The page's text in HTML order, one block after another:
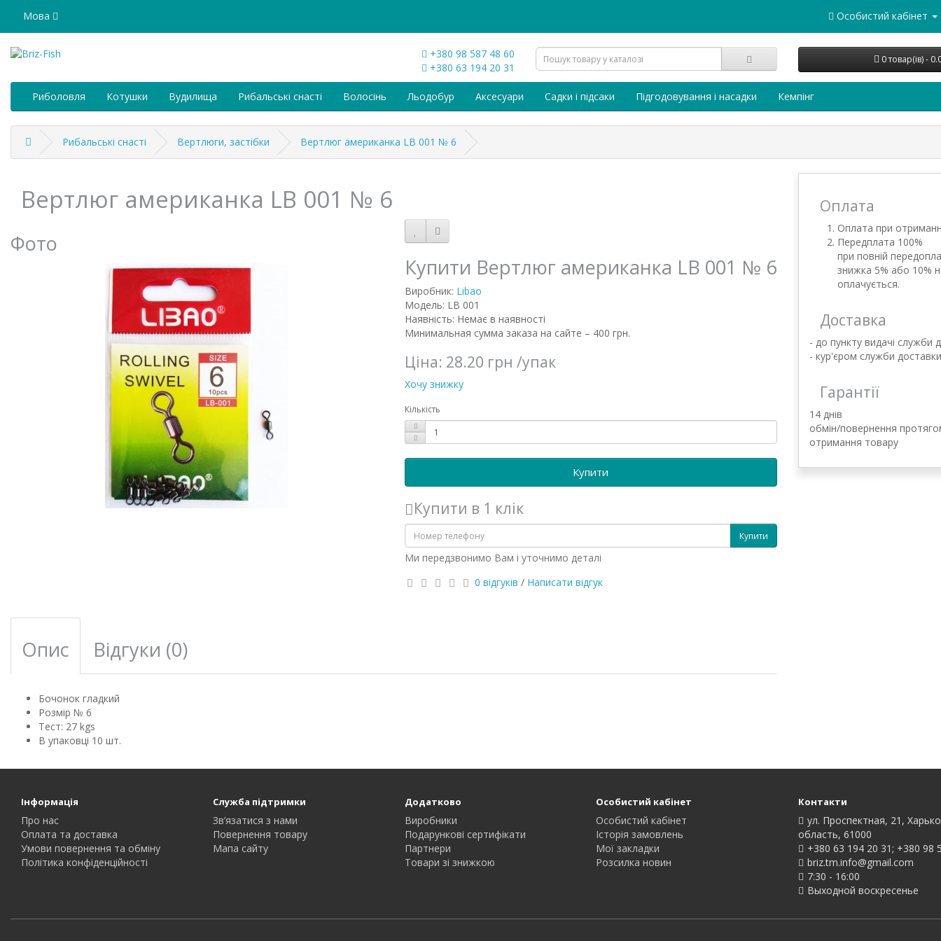
Мова Особистий кабінет
+380 98 587 48 60
+380 63 194 20 31
0 товар(ів) -
Риболовля Котушки Вудилища Рибальські снасті Волосінь Льодобур Аксесуари Садки і підсаки Підгодовування і насадки Кемпінг
Рибальські снасті Вертлюги, застібки Вертлюг американка LB 001 № 6
Вертлюг американка LB 001 № 6
Фото
Купити Вертлюг американка LB 001 № 6
Виробник: Libao
Модель: LB 001
Наявність: Немає в наявності
Минимальная сумма заказа на сайте – 400 грн.
Ціна: 28.20 грн /упак
Хочу знижку
Кількість
Купити
Купити в 1 клік
Купити
Ми передзвонимо Вам і уточнимо деталі
0 відгуків / Написати відгук
Опис Відгуки (0)
Бочонок гладкий
Розмір № 6
Тест: 27 kgs
В упаковці 10 шт.
Оплата
Оплата при
Передплата 100%
при повній
знижка 5% або 10%
оплачується.
Доставка
- до пункту видачі служби
- кур'єром служби
Гарантії
14 днів
обмін/повернення
отримання товару
Інформація
Про нас
Оплата та доставка
Умови повернення та обміну
Політика конфіденційності
Служба підтримки
Зв’язатися з нами
Повернення товару
Мапа сайту
Додатково
Виробники
Подарункові сертифікати
Партнери
Товари зі знижкою
Особистий кабінет
Особистий кабінет
Історія замовлень
Мої закладки
Розсилка новин
Контакти
ул. Проспектная, 21,
область, 61000
+380 63 194 20 31; +380 98
briz.tm.info@gmail.com
7:30 - 16:00
Выходной воскресенье